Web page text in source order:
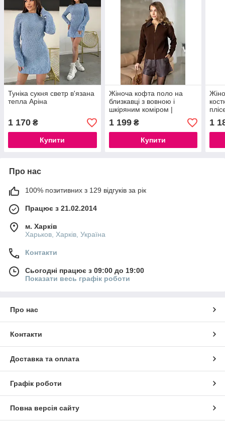
Туніка сукня светр в'язана
тепла Аріна
1 170 ₴
Купити
Жіноча кофта поло на
близкавці з вовною і
шкіряним коміром |
розмір 42–46
1 199₴
Купити
1
Про нас
100% позитивних з 129 відгуків за рік
Працює з 21.02.2014
м. Харків
Харьков, Харків, Україна
Контакти
Сьогодні працює з 09:00 до 19:00
Показати весь графік роботи
Про нас
Контакти
Доставка та оплата
Графік роботи
Повна версія сайту